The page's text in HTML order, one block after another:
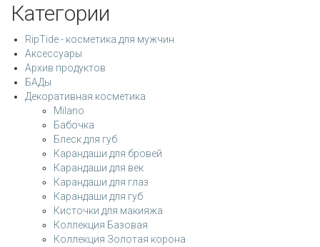
Категории
RipTide - косметика для мужчин
Аксессуары
Архив продуктов
БАДы
Декоративная косметика
Milano
Бабочка
Блеск для губ
Карандаши для бровей
Карандаши для век
Карандаши для глаз
Карандаши для губ
Кисточки для макияжа
Коллекция Базовая
Коллекция Золотая корона